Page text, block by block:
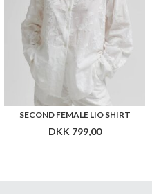
SECOND FEMALE LIO SHIRT
DKK 799,00